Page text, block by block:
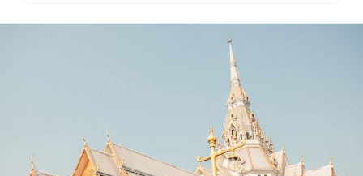
#บ้านล้นตลาด #เศรษฐกิจไทย
#EICAround #SCBThailand